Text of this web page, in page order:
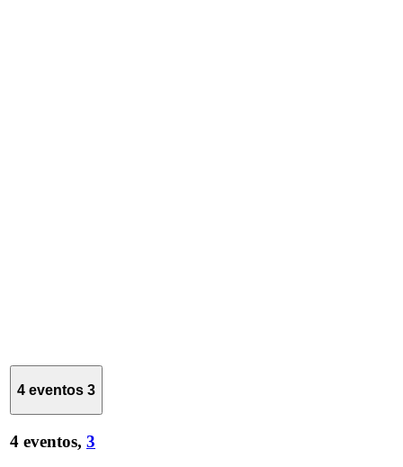
4 eventos 3
4 eventos, 3